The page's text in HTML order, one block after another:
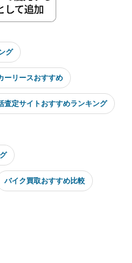
グ
ーリースおすすめ
査定サイトおすすめランキング
バイク買取おすすめ比較